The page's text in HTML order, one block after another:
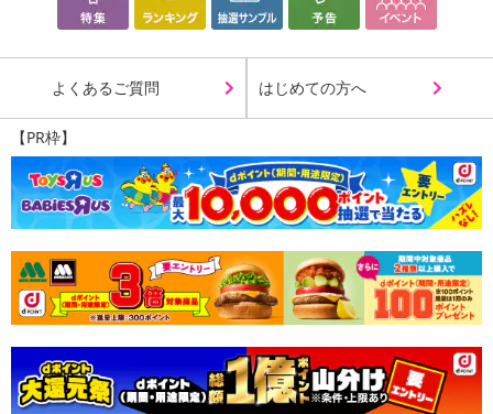
よくあるご質問 はじめての方へ
【PR枠】